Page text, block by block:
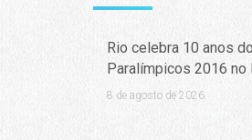
Rio celebra 10 anos
Paralímpicos 2016 no
8 de agosto de 2026